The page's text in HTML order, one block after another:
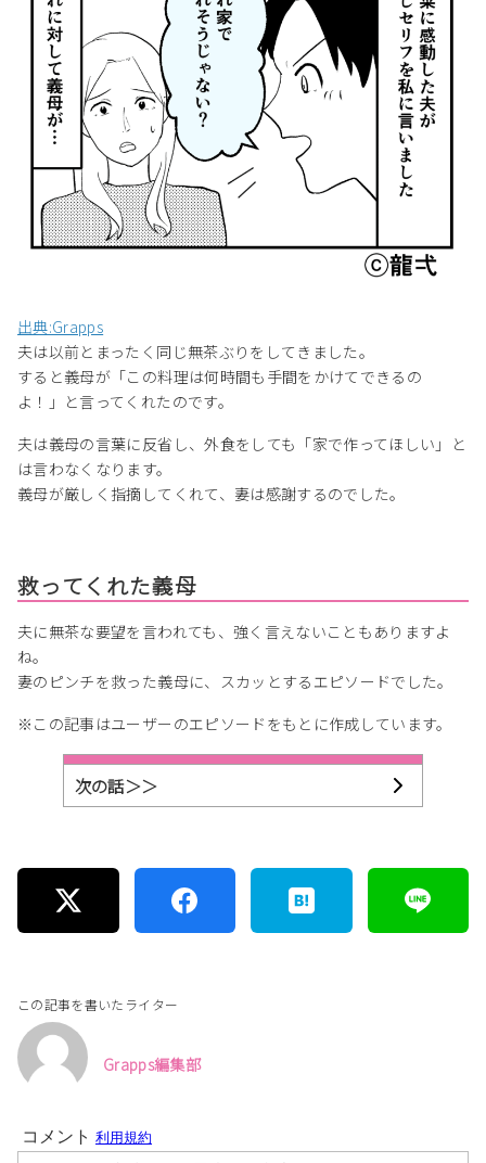
出典:Grapps
夫は以前とまったく同じ無茶ぶりをしてきました。
すると義母が「この料理は何時間も手間をかけてできるの
よ！」と言ってくれたのです。
夫は義母の言葉に反省し、外食をしても「家で作ってほしい」と
は言わなくなります。
義母が厳しく指摘してくれて、妻は感謝するのでした。
救ってくれた義母
夫に無茶な要望を言われても、強く言えないこともありますよ
ね。
妻のピンチを救った義母に、スカッとするエピソードでした。
※この記事はユーザーのエピソードをもとに作成しています。
次の話＞＞
この記事を書いたライター
Grapps編集部